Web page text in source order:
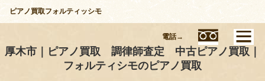
ピアノ買取フォルティッシモ
厚木市｜ピアノ買取 調律師査定 中古ピアノ買取｜
フォルティシモのピアノ買取
電話→